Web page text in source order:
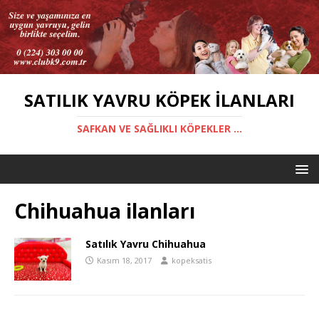
SATILIK YAVRU KÖPEK İLANLARI
SAFKAN VE SAĞLIKLI KÖPEKLER ...
Chihuahua ilanları
Satılık Yavru Chihuahua
Kasım 18, 2017 kopeksatis